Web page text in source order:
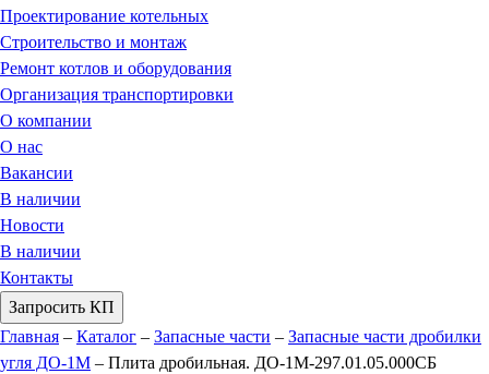
Проектирование котельных
Строительство и монтаж
Ремонт котлов и оборудования
Организация транспортировки
О компании
О нас
Вакансии
В наличии
Новости
В наличии
Контакты
Запросить КП
Главная – Каталог – Запасные части – Запасные части дробилки
угля ДО-1М – Плита дробильная. ДО-1М-297.01.05.000СБ